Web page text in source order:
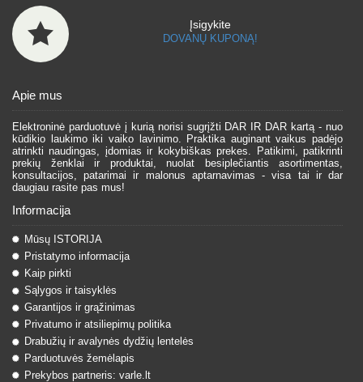
Įsigykite
DOVANŲ KUPONĄ!
Apie mus
Elektroninė parduotuvė į kurią norisi sugrįžti DAR IR DAR kartą - nuo
kūdikio laukimo iki vaiko lavinimo. Praktika auginant vaikus padėjo
atrinkti naudingas, įdomias ir kokybiškas prekes. Patikimi, patikrinti
prekių ženklai ir produktai, nuolat besiplečiantis asortimentas,
konsultacijos, patarimai ir malonus aptarnavimas - visa tai ir dar
daugiau rasite pas mus!
Informacija
Mūsų ISTORIJA
Pristatymo informacija
Kaip pirkti
Sąlygos ir taisyklės
Garantijos ir grąžinimas
Privatumo ir atsiliepimų politika
Drabužių ir avalynės dydžių lentelės
Parduotuvės žemėlapis
Prekybos partneris: varle.lt